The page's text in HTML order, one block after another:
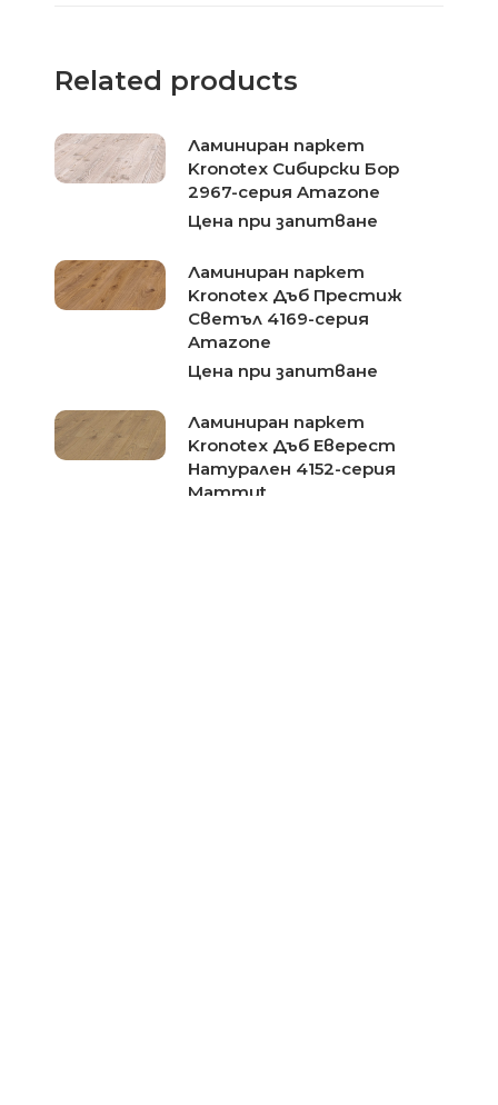
Related products
Ламиниран паркет
Kronotex Сибирски Бор
2967-серия Amazone
Цена при запитване
Ламиниран паркет
Kronotex Дъб Престиж
Светъл 4169-серия
Amazone
Цена при запитване
Ламиниран паркет
Kronotex Дъб Еверест
Натурален 4152-серия
Mammut